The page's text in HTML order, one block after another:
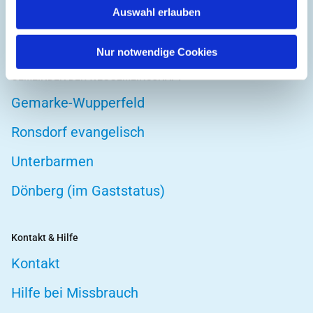
Auswahl erlauben
Nur notwendige Cookies
Telefonseelsorge
GEMEINDEN DER WEGGEMEINSCHAFT
Gemarke-Wupperfeld
Ronsdorf evangelisch
Unterbarmen
Dönberg (im Gaststatus)
Kontakt & Hilfe
Kontakt
Hilfe bei Missbrauch